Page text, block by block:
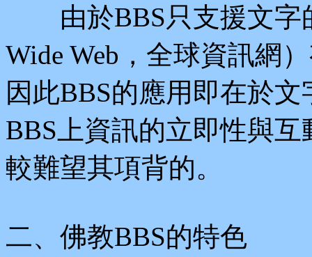
由於BBS只支援文字
Wide Web，全球資訊網
因此BBS的應用即在於
BBS上資訊的立即性與
較難望其項背的。
二、佛教BBS的特色